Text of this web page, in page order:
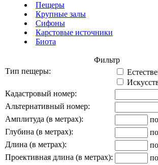
Пещеры
Крупные залы
Сифоны
Карстовые источники
Биота
Фильтр
Тип пещеры:
Кадастровый номер:
Альтернативный номер:
Амплитуда (в метрах):
по
Глубина (в метрах):
по
Длина (в метрах):
по
Проективная длина (в метрах):
по